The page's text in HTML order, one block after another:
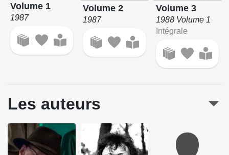
Volume 1
1987
Volume 2
1987
Volume 3
1988 Volume 1
Intégrale
Les auteurs